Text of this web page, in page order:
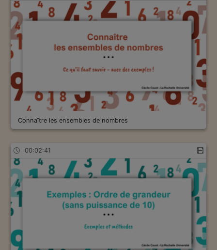
Connaître les ensembles de nombres
00:02:41